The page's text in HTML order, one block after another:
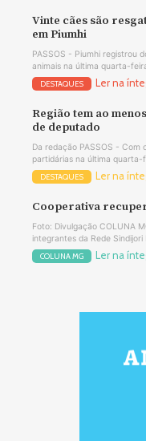
Vinte cães são
em Piumhi
PASSOS - Piumhi registrou
animais na última quarta-
DESTAQUES Ler na
Região tem ao
de deputado
Da redação PASSOS -
partidárias na última quarta-
DESTAQUES Ler na
Cooperativa
Foto: Divulgação COLUNA
integrantes da Rede
COLUNA MG Ler na